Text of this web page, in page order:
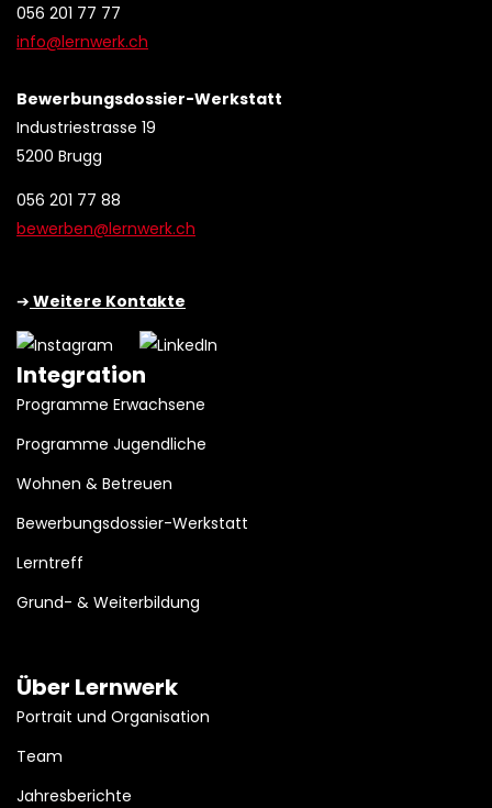
056 201 77 77
info@lernwerk.ch
Bewerbungsdossier-Werkstatt
Industriestrasse 19
5200 Brugg
056 201 77 88
bewerben@lernwerk.ch
➔ Weitere Kontakte
Integration
Programme Erwachsene
Programme Jugendliche
Wohnen & Betreuen
Bewerbungsdossier-Werkstatt
Lerntreff
Grund- & Weiterbildung
Über Lernwerk
Portrait und Organisation
Team
Jahresberichte